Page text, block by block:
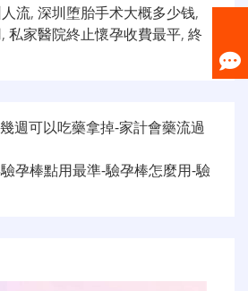
流, 深圳堕胎手术大概多少钱,
, 私家醫院終止懷孕收費最平, 終
週可以吃藥拿掉-家計會藥流過
孕棒點用最準-驗孕棒怎麼用-驗